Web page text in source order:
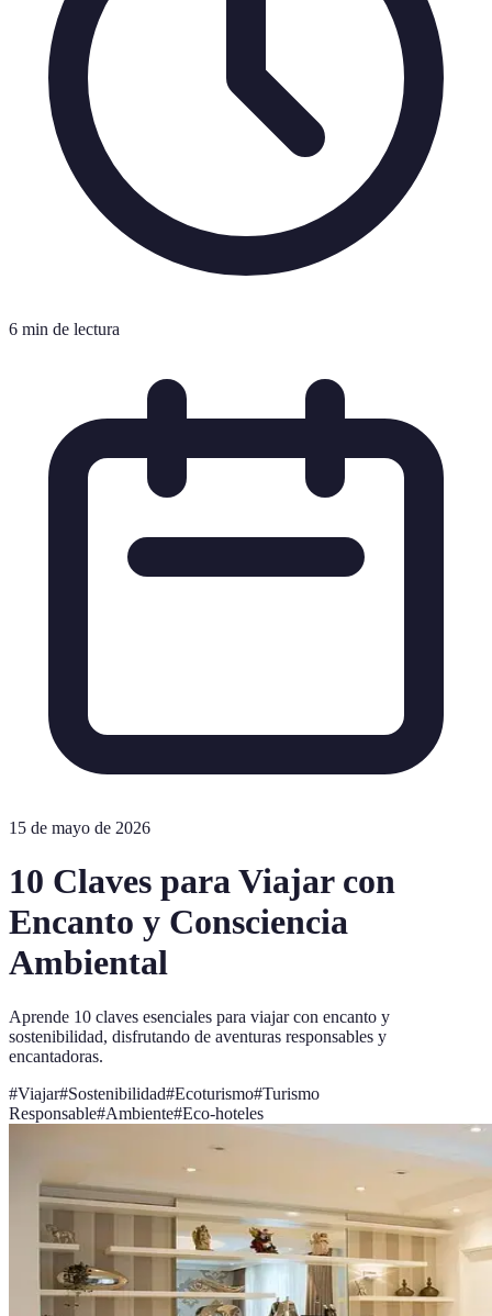
6 min de lectura
15 de mayo de 2026
10 Claves para Viajar con
Encanto y Consciencia
Ambiental
Aprende 10 claves esenciales para viajar con encanto y
sostenibilidad, disfrutando de aventuras responsables y
encantadoras.
#Viajar#Sostenibilidad#Ecoturismo#Turismo
Responsable#Ambiente#Eco-hoteles